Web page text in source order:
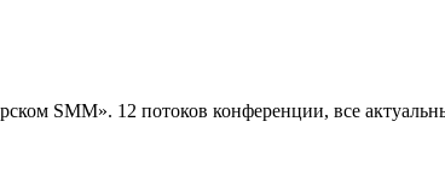
SMM». 12 потоков конференции, все